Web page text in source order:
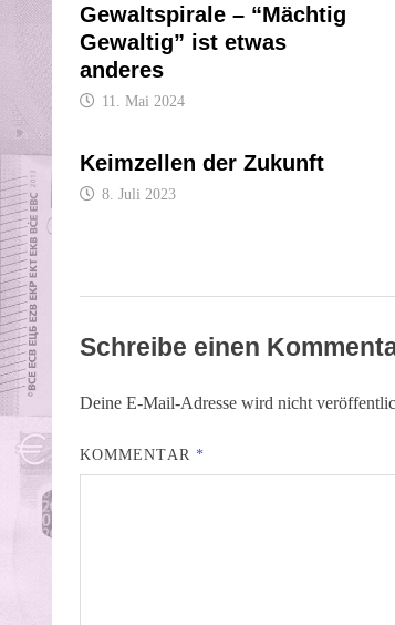
Gewaltspirale – “Mächtig
Gewaltig” ist etwas
anderes
11. Mai 2024
Keimzellen der Zukunft
8. Juli 2023
Schreibe einen
Deine E-Mail-Adresse wird nicht
KOMMENTAR *